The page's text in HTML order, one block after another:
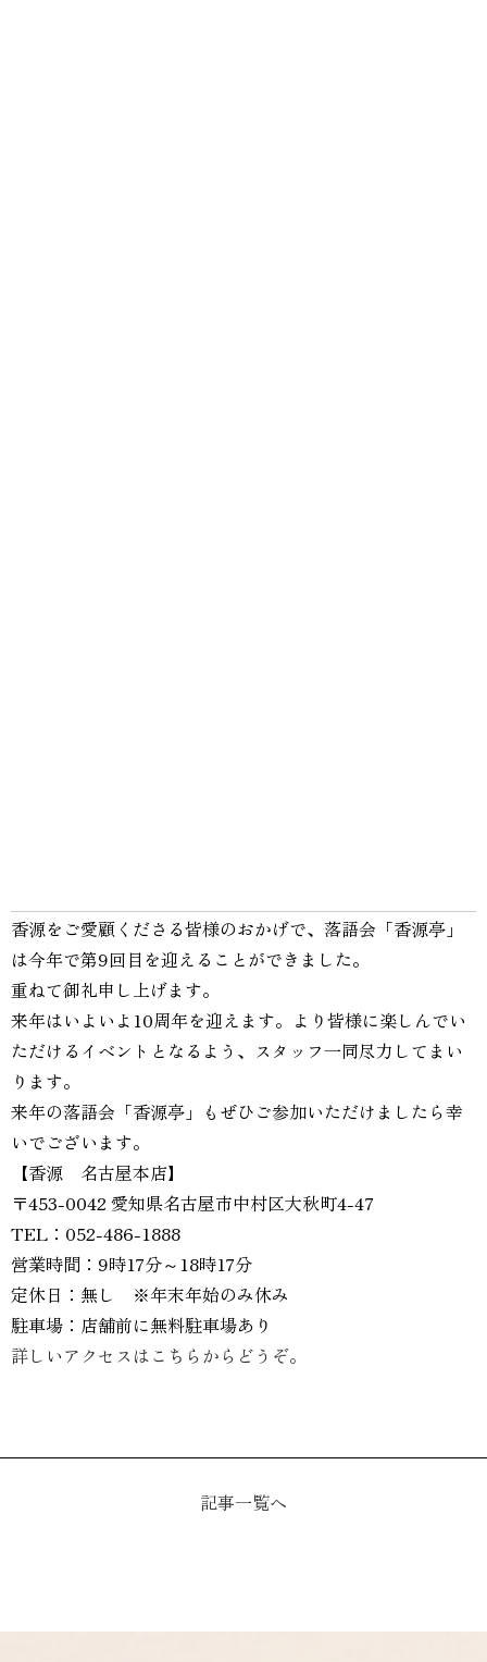
香源をご愛顧くださる皆様のおかげで、落語会「香源亭」
は今年で第9回目を迎えることができました。
重ねて御礼申し上げます。
来年はいよいよ10周年を迎えます。より皆様に楽しんでい
ただけるイベントとなるよう、スタッフ一同尽力してまい
ります。
来年の落語会「香源亭」もぜひご参加いただけましたら幸
いでございます。
【香源 名古屋本店】
〒453-0042 愛知県名古屋市中村区大秋町4-47
TEL：052-486-1888
営業時間：9時17分～18時17分
定休日：無し ※年末年始のみ休み
駐車場：店舗前に無料駐車場あり
詳しいアクセスはこちらからどうぞ。
記事一覧へ